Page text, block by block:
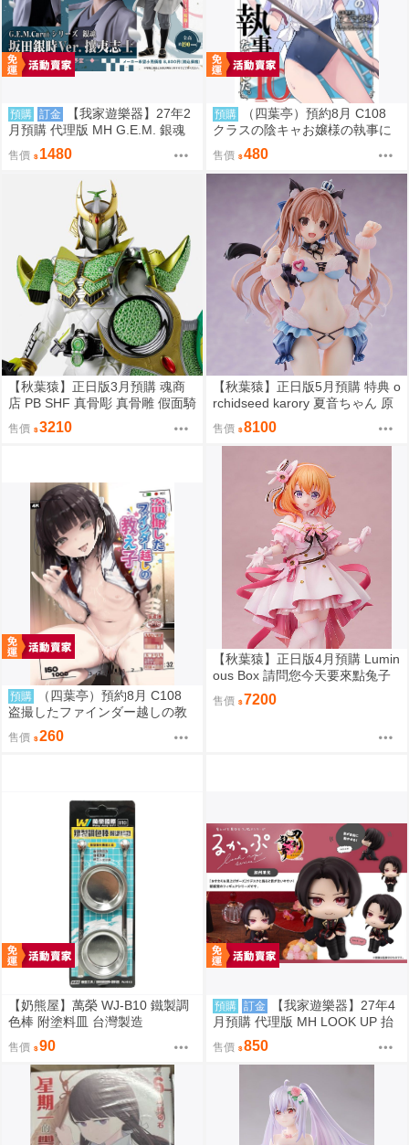
預購 訂金
【我家遊樂器】27年2
月預購 代理版 MH G.E.M. 銀魂
坂田銀時 攘夷志士
售價 1480
預購
（四葉亭）預約8月 C108
クラスの陰キャお嬢様の執事に
なりました10 ひづき夜宵
售價 480
【秋葉猿】正日版3月預購 魂商
店 PB SHF 真骨彫 真骨雕 假面騎
士 鎧武 斬月 哈密瓜
售價 3210
【秋葉猿】正日版5月預購 特典 o
rchidseed karory 夏音ちゃん 原
畫 1/6 PVC 完成品
售價 8100
預購
（四葉亭）預約8月 C108
盗撮したファインダー越しの教
え子 なまもななせ
售價 260
【秋葉猿】正日版4月預購 Lumin
ous Box 請問您今天要來點兔子
嗎？ 保登心愛 禮服 1/7 PVC 完
成品
售價 7200
【奶熊屋】萬榮 WJ-B10 鐵製調
色棒 附塗料皿 台灣製造
售價 90
預購 訂金
【我家遊樂器】27年4
月預購 代理版 MH LOOK UP 抬
頭系列 刀劍亂舞ONLINE 加州清
光
售價 850